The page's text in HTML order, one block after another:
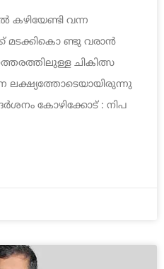
കഴിയേണ്ടി വന്ന
മടക്കികൊ ണ്ടു വരാന്‍
ചികിത്സ
ലക്ഷ്യത്തോടെയായിരുന്നു
കോഴിക്കോട് : നിപ